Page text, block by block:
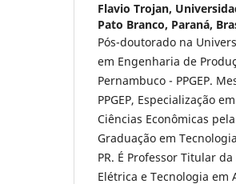
Flavio Trojan,
Pato Branco, Paraná,
Pós-doutorado na
em Engenharia de
Pernambuco - PPGEP.
PPGEP, Especialização
Ciências Econômicas
Graduação em
PR. É Professor Titular
Elétrica e Tecnologia